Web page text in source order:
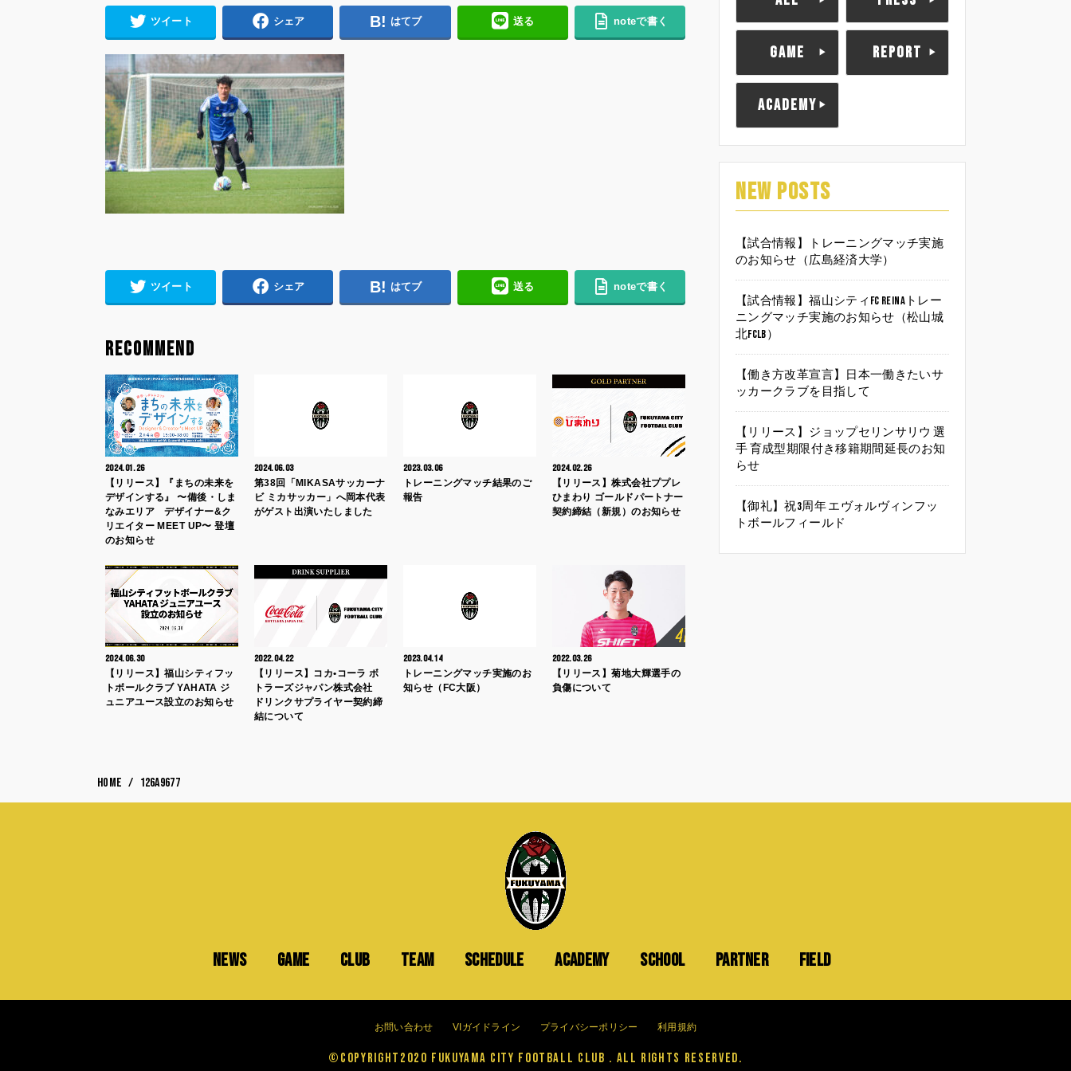
ツイート シェア はてブ 送る noteで書く
ツイート シェア はてブ 送る noteで書く
RECOMMEND
2024.01.26
【リリース】『まちの未来を
デザインする』 〜備後・しま
なみエリア デザイナー&ク
リエイター MEET UP〜 登壇
のお知らせ
2024.06.03
第38回「MIKASAサッカーナ
ビ ミカサッカー」へ岡本代表
がゲスト出演いたしました
2023.03.06
トレーニングマッチ結果のご
報告
2024.02.26
【リリース】株式会社ププレ
ひまわり ゴールドパートナー
契約締結（新規）のお知らせ
2024.06.30
【リリース】福山シティフッ
トボールクラブ YAHATA ジ
ュニアユース設立のお知らせ
2022.04.22
【リリース】コカ•コーラ ボ
トラーズジャパン株式会社
ドリンクサプライヤー契約締
結について
2023.04.14
トレーニングマッチ実施のお
知らせ（FC大阪）
2022.03.26
【リリース】菊地大輝選手の
負傷について
GAME REPORT
ACADEMY
NEW POSTS
【試合情報】トレーニングマッチ実施
のお知らせ（広島経済大学）
【試合情報】福山シティFC Reinaトレー
ニングマッチ実施のお知らせ（松山城
北FCLB）
【働き方改革宣言】日本一働きたいサ
ッカークラブを目指して
【リリース】ジョップセリンサリウ 選
手 育成型期限付き移籍期間延長のお知
らせ
【御礼】祝3周年 エヴォルヴィンフッ
トボールフィールド
HOME 126A9677
NEWS GAME CLUB TEAM SCHEDULE ACADEMY SCHOOL PARTNER FIELD
お問い合わせ VIガイドライン プライバシーポリシー 利用規約
©Copyright2020 FUKUYAMA CITY FOOTBALL CLUB . All Rights Reserved.